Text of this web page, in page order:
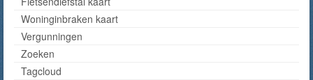
Woninginbraken kaart
Vergunningen
Zoeken
Tagcloud